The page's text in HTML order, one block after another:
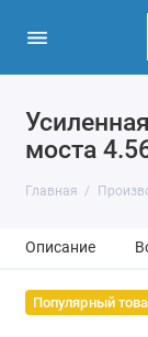
моста
Главная
Описание
Популярный